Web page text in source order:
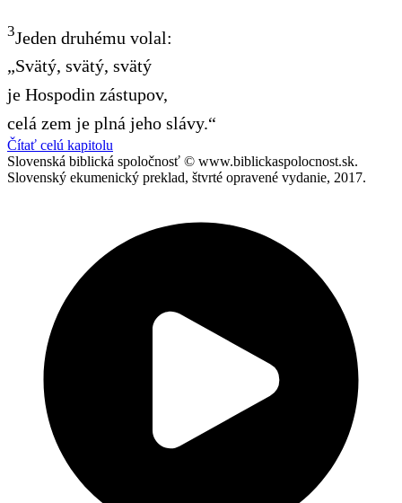
3Jeden druhému volal:
„Svätý, svätý, svätý
je Hospodin zástupov,
celá zem je plná jeho slávy.“
Čítať celú kapitolu
Slovenská biblická spoločnosť © www.biblickaspolocnost.sk.
Slovenský ekumenický preklad, štvrté opravené vydanie, 2017.